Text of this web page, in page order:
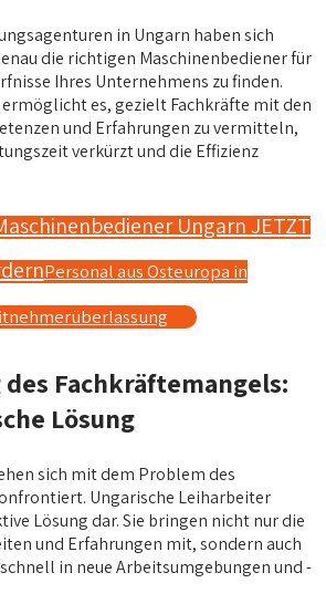
in Ungarn haben sich
die richtigen Maschinenbediener für
Ihres Unternehmens zu finden.
ermöglicht es, gezielt Fachkräfte mit den
und Erfahrungen zu vermitteln,
verkürzt und die Effizienz
Ungarn JETZT
Personal aus Osteuropa in
Fachkräftemangels:
Lösung
sich mit dem Problem des
Ungarische Leiharbeiter
Lösung dar. Sie bringen nicht nur die
und Erfahrungen mit, sondern auch
in neue Arbeitsumgebungen und -